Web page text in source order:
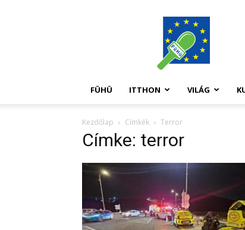
FüHü
FÜHÜ ITTHON VILÁG
Kezdőlap Címkék Terror
Címke: terror